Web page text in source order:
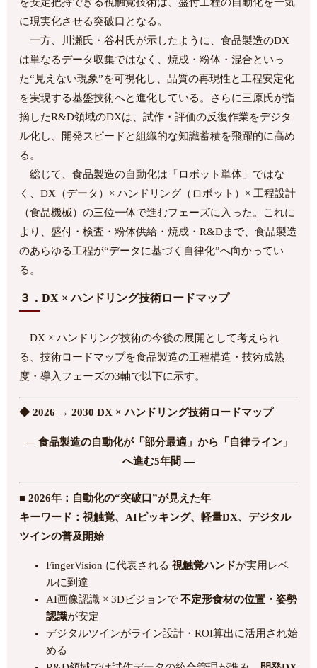
に現実化させる突破口となる。
一方、川瀬氏・谷村氏が示したように、食品製造のDX
は単なるデータ収集ではなく、焼成・粉体・混合といっ
た“見えない現象”を可視化し、品質の再現性と工程安定化
を実現する基盤技術へと進化している。さらに三原氏が指
摘したR&D領域のDXは、試作・評価の反復作業をデジタ
ル化し、開発スピードと組織的な知識蓄積を飛躍的に高め
る。
総じて、食品製造の自動化は「ロボット単体」ではな
く、DX（データ）× ハンドリング（ロボット）× 工程設計
（食品機械）の三位一体で進むフェーズに入った。これに
より、盛付・検査・粉体供給・焼成・R&Dまで、食品製造
のあらゆる工程が“データに基づく自律化”へ向かってい
る。
３．DX × ハンドリング技術ロードマップ
DX × ハンドリング技術の今後の展開として考えられ
る、技術ロードマップを食品製造の工程構造・技術成熟
度・導入フェーズの3軸で以下に示す。
◆ 2026 → 2030 DX × ハンドリング技術ロードマップ
― 食品製造の自動化が「部分最適」から「自律ライン」
へ進む5年間 ―
■ 2026年：自動化の“突破口”が見えた年
キーワード：視触覚、AIピッキング、軽量DX、デジタル
ツインの普及開始
FingerVision に代表される 視触覚ハンドが実用レベ
ルに到達
AI画像認識 × 3Dビジョンで 不定形食材の位置・姿勢
認識が安定
デジタルツインがライン設計・ROI算出に活用され始
める